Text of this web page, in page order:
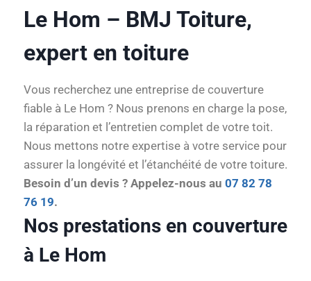
Le Hom – BMJ Toiture,
expert en toiture
Vous recherchez une entreprise de couverture
fiable à Le Hom ? Nous prenons en charge la pose,
la réparation et l’entretien complet de votre toit.
Nous mettons notre expertise à votre service pour
assurer la longévité et l’étanchéité de votre toiture.
Besoin d’un devis ? Appelez-nous au 07 82 78
76 19.
Nos prestations en couverture
à Le Hom